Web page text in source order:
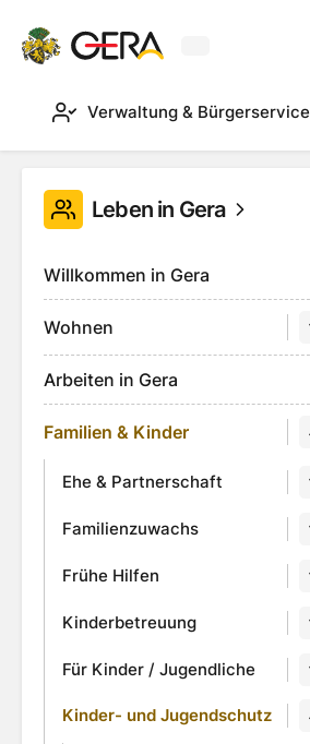
Verwaltung & Bürgerservice
Leben in Gera
Willkommen in Gera
Wohnen
Arbeiten in Gera
Familien & Kinder
Ehe & Partnerschaft
Familienzuwachs
Frühe Hilfen
Kinderbetreuung
Für Kinder / Jugendliche
Kinder- und Jugendschutz